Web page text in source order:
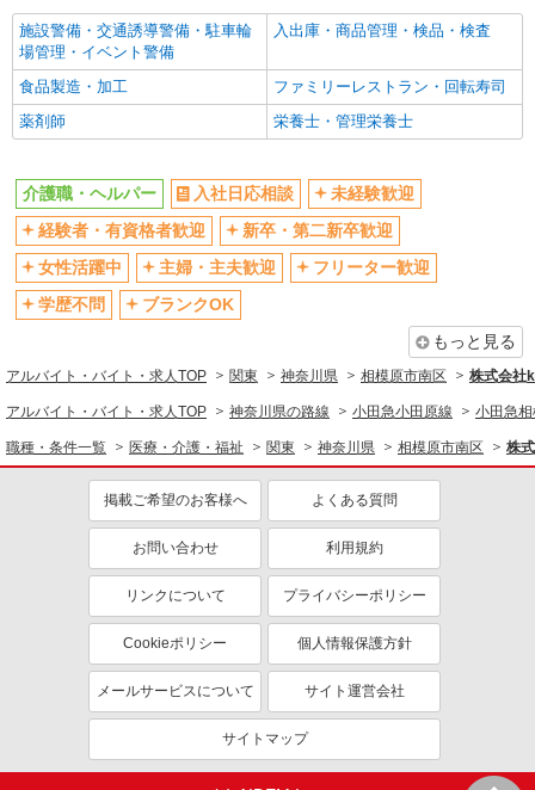
フルタイム歓迎
禁煙・分煙
駅直結・駅チカ
バイク通勤OK
自転車通勤OK
残業少なめ（月20h未満）
交通費支給
退職金・財形貯蓄制度あり
各種手当（家族・役職・インセン
ティブなど）あり
制服貸与
研修制度あり
資格取得支援制度あり
同じ職種から求人を探す
同じ特徴から求人を探す
未経験歓迎
ミドル（40代～）活躍中
社会保険あり
産休・育休取得実績あり
施設警備・交通誘導警備・駐車輪
場管理・イベント警備
入出庫・商品管理・検品・検査
食品製造・加工
ファミリーレストラン・回転寿司
薬剤師
栄養士・管理栄養士
介護職・ヘルパー 入社日応相談
未経験歓迎
経験者・有資格者歓迎
新卒・第二新卒歓迎
女性活躍中
主婦・主夫歓迎
フリーター歓迎
学歴不問
ブランクOK
もっと見る
アルバイト・バイト・求人TOP 関東 神奈川県 相模原市南区 株式会社
アルバイト・バイト・求人TOP 神奈川県の路線 小田急小田原線 小田急
職種・条件一覧 医療・介護・福祉 関東 神奈川県 相模原市南区 株
掲載ご希望のお客様へ よくある質問
お問い合わせ 利用規約
リンクについて プライバシーポリシー
Cookieポリシー 個人情報保護方針
メールサービスについて サイト運営会社
サイトマップ